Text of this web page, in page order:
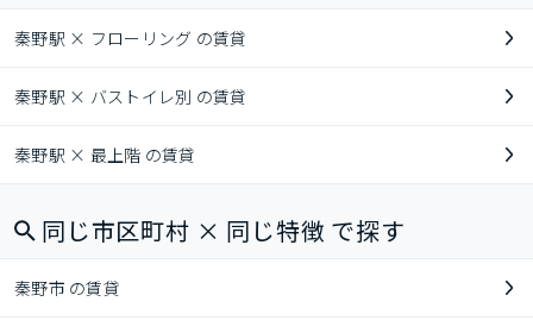
秦野駅 × フローリング の賃貸
秦野駅 × バストイレ別 の賃貸
秦野駅 × 最上階 の賃貸
同じ市区町村 × 同じ特徴 で探す
秦野市 の賃貸